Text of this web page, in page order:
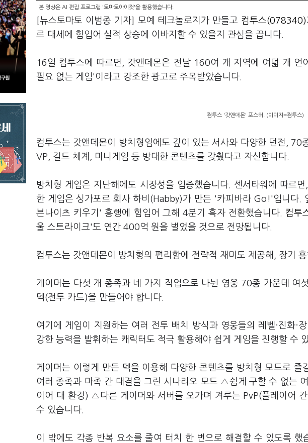
본 영상은 AI 편집 프로그램 '토마토아이컷'을 활용했습니다.
[뉴스토마토 이범종 기자] 모예 테크놀로지가 만들고 컴투스(078340)
르 대세에 힘입어 실적 상승에 이바지할 수 있을지 관심을 끕니다.
16일 컴투스에 따르면, 갓앤데몬은 전날 160여 개 지역에 여덟 개 언
필요 없는 게임'이라고 강조한 광고로 주목받았습니다.
컴투스 '갓앤데몬' 포스터. (이미지=컴투스)
컴투스는 갓앤데몬이 방치형임에도 깊이 있는 서사와 다양한 던전, 70
VP, 길드 체계, 미니게임 등 방대한 콘텐츠를 갖췄다고 자신합니다.
방치형 게임은 지난해에도 시장성을 입증했습니다. 센서타워에 따르
한 게임은 싱가포르 회사 하비(Habby)가 만든 '카피바라 Go!'입니다.
븐나이츠 키우기' 흥행에 힘입어 그해 4분기 흑자 전환했습니다. 컴투
울 스트라이크'도 연간 400억 원을 벌었을 것으로 전망됩니다.
컴투스는 갓앤데몬이 방치형의 편리함에 전략적 재미도 제공해, 장기
게이머는 다섯 개 종족과 네 가지 직업으로 나뉜 영웅 70종 가운데 여
덱(전투 카드)을 만들어야 합니다.
여기에 게임이 지원하는 여러 전투 배치 방식과 영웅들의 레벨·진화·
강한 능력을 발휘하는 캐릭터도 적극 활용해야 쉽게 게임을 진행할 수
게이머는 이렇게 만든 덱을 이용해 다양한 콘텐츠를 방치형 모드로
여러 종족과 마족 간 대결을 그린 시나리오 모드 △쉽게 구할 수 없는
이어 대 환경) △다른 게이머와 서버를 오가며 겨루는 PvP(플레이어
수 있습니다.
이 밖에도 각종 반복 요소를 줄여 터치 한 번으로 해결할 수 있도록 했